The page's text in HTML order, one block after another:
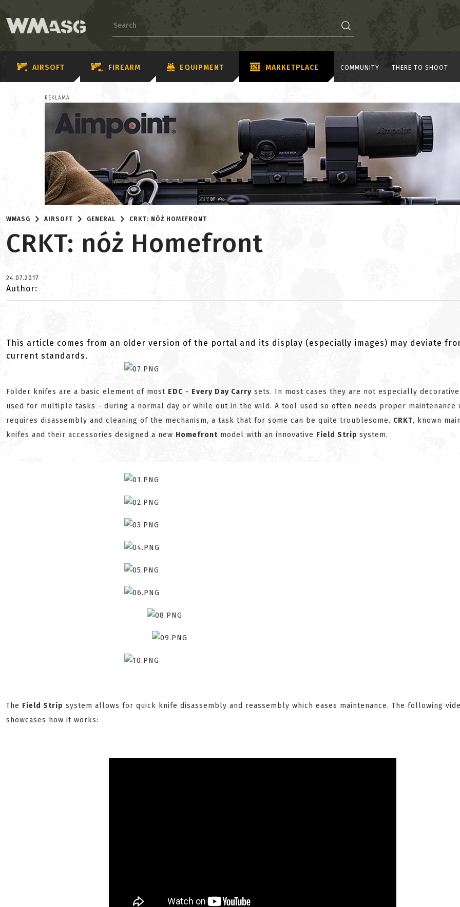
AIRSOFT FIREARM EQUIPMENT MARKETPLACE COMMUNITY THERE TO SHOOT
REKLAMA
WMASG AIRSOFT GENERAL CRKT: NÓŻ HOMEFRONT
CRKT: nóż Homefront
24.07.2017
Author:
This article comes from an older version of the portal and its display (especially images) may deviate
current standards.
Folder knifes are a basic element of most EDC - Every Day Carry sets. In most cases they are not especially
used for multiple tasks - during a normal day or while out in the wild. A tool used so often needs proper maintenance
requires disassembly and cleaning of the mechanism, a task that for some can be quite troublesome. CRKT, known
knifes and their accessories designed a new Homefront model with an innovative Field Strip system.
The Field Strip system allows for quick knife disassembly and reassembly which eases maintenance. The following
showcases how it works: